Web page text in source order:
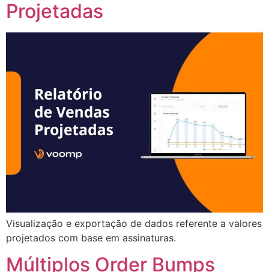
Projetadas
Visualização e exportação de dados referente a valores
projetados com base em assinaturas.
Múltiplos Order Bumps